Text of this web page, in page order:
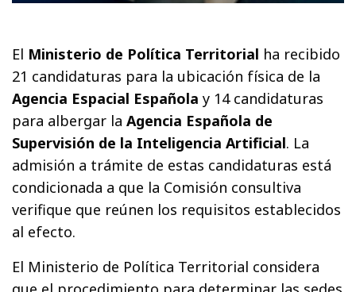
​El Ministerio de Política Territorial ha recibido
21 candidaturas para la ubicación física de la
Agencia Espacial Española y 14 candidaturas
para albergar laAgencia Española de
Supervisión de la Inteligencia Artificial. La
admisión a trámite de estas candidaturas está
condicionada a que la Comisión consultiva
verifique que reúnen los requisitos establecidos
al efecto.
El Ministerio de Política Territorial considera